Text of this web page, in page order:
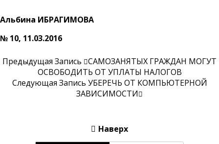
Альбина ИБРАГИМОВА
№ 10, 11.03.2016
Предыдущая Запись
САМОЗАНЯТЫХ ГРАЖДАН МОГУТ
ОСВОБОДИТЬ ОТ УПЛАТЫ НАЛОГОВ
Следующая Запись УБЕРЕЧЬ ОТ КОМПЬЮТЕРНОЙ
ЗАВИСИМОСТИ
Наверх